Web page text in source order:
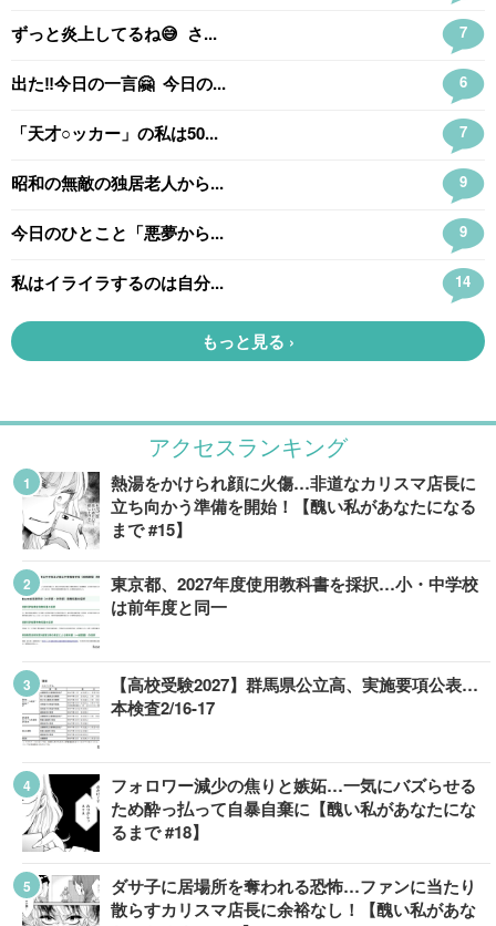
アクセスランキング
熱湯をかけられ顔に火傷…非道なカリスマ店長に
立ち向かう準備を開始！【醜い私があなたになる
まで #15】
東京都、2027年度使用教科書を採択…小・中学校
は前年度と同一
【高校受験2027】群馬県公立高、実施要項公表…
本検査2/16-17
フォロワー減少の焦りと嫉妬…一気にバズらせる
ため酔っ払って自暴自棄に【醜い私があなたにな
るまで #18】
ダサ子に居場所を奪われる恐怖…ファンに当たり
散らすカリスマ店長に余裕なし！【醜い私があな